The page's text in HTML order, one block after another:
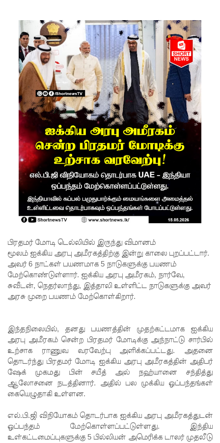
சிறைச்சா
லை
மோதல்:
சந்தேகநப
ர்கள் 62
ஆக
உயர்வு
நான்கு
மாவட்டங்
களுக்கு
மண்சரிவு
அபாய
எச்சரிக்
மட்டக்கள
ப்பு
சிறைச்சா
பலத்த
பாதுகாப்பு!
லலித் -
குகன்
போன
வழக்கு
பிரதமர் மோடி டெல்லியில் இருந்து விமானம்
மூலம் ஐக்கிய அரபு அமீரகத்திற்கு இன்று காலை புறப்பட்டார்.
அவர் 6 நாட்கள் பயணமாக 5 நாடுகளுக்கு பயணம்
மேற்கொண்டுள்ளார். ஐக்கிய அரபு அமீரகம், நார்வே,
சுவீடன், நெதர்லாந்து, இத்தாலி உள்ளிட்ட நாடுகளுக்கு அவர்
அரசு முறை பயணம் மேற்கொள்கிறார்.
இந்தநிலையில், தனது பயணத்தின் முதற்கட்டமாக ஐக்கிய
அரபு அமீரகம் சென்ற பிரதமர் மோடிக்கு அந்நாட்டு சார்பில்
உற்சாக ராணுவ வரவேற்பு அளிக்கப்பட்டது. அதனை
தொடர்ந்து பிரதமர் மோடி ஐக்கிய அரபு அமீரகத்தின் அதிபர்
ஷேக் முகமது பின் சயீத் அல் நஹ்யானை சந்தித்து
ஆலோசனை நடத்தினார். அதில் பல முக்கிய ஒப்பந்தங்கள்
கையெழுதாகி உள்ளன.
எல்.பி.ஜி விநியோகம் தொடர்பாக ஐக்கிய அரபு அமீரகத்துடன்
ஒப்பந்தம் மேற்கொள்ளப்பட்டுள்ளது. இந்திய
உள்கட்டமைப்புகளுக்கு 5 பில்லியன் அமெரிக்க டாலர் முதலீடு